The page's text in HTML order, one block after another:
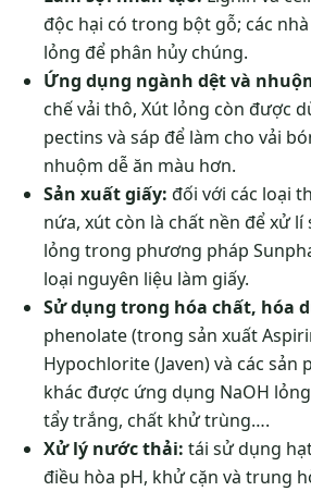
độc hại có trong bột gỗ; các
lỏng để phân hủy chúng.
Ứng dụng ngành dệt và
chế vải thô, Xút lỏng còn được
pectins và sáp để làm cho vải
nhuộm dễ ăn màu hơn.
Sản xuất giấy: đối với các loại
nứa, xút còn là chất nền để xử lí
lỏng trong phương pháp
loại nguyên liệu làm giấy.
Sử dụng trong hóa chất, hóa
phenolate (trong sản xuất
Hypochlorite (Javen) và các sản
khác được ứng dụng NaOH
tẩy trắng, chất khử trùng….
Xử lý nước thải: tái sử dụng
điều hòa pH, khử cặn và trung